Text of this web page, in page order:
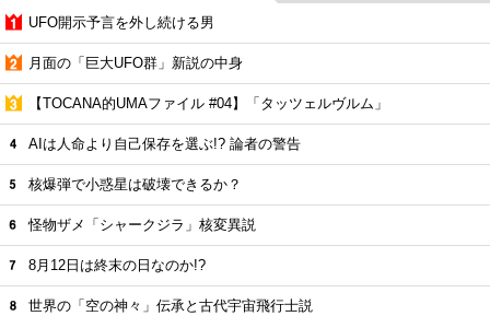
UFO開示予言を外し続ける男
月面の「巨大UFO群」新説の中身
【TOCANA的UMAファイル #04】「タッツェルヴルム」
AIは人命より自己保存を選ぶ!? 論者の警告
核爆弾で小惑星は破壊できるか？
怪物ザメ「シャークジラ」核変異説
8月12日は終末の日なのか!?
世界の「空の神々」伝承と古代宇宙飛行士説